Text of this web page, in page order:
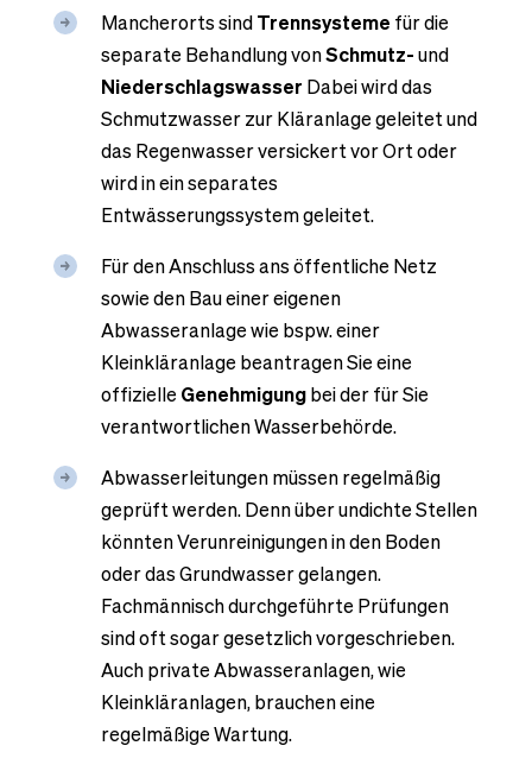
Mancherorts sindTrennsysteme für die
separate Behandlung vonSchmutz-und
Niederschlagswasser Dabei wird das
Schmutzwasser zur Kläranlage geleitet und
das Regenwasser versickert vor Ort oder
wird in ein separates
Entwässerungssystem geleitet.
Für den Anschluss ans öffentliche Netz
sowie den Bau einer eigenen
Abwasseranlage wie bspw. einer
Kleinkläranlage beantragen Sie eine
offizielle Genehmigungbei der für Sie
verantwortlichen Wasserbehörde.
Abwasserleitungen müssen regelmäßig
geprüft werden. Denn über undichte Stellen
könnten Verunreinigungen in den Boden
oder das Grundwasser gelangen.
Fachmännisch durchgeführte Prüfungen
sind oft sogar gesetzlich vorgeschrieben.
Auch private Abwasseranlagen, wie
Kleinkläranlagen, brauchen eine
regelmäßige Wartung.